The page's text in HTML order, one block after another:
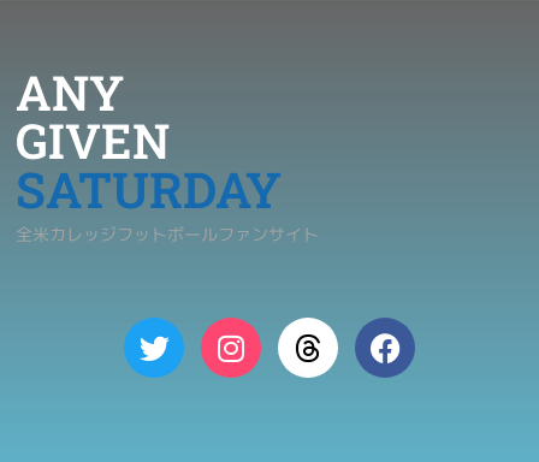
ANY
GIVEN
SATURDAY
全米カレッジフットボールファンサイト